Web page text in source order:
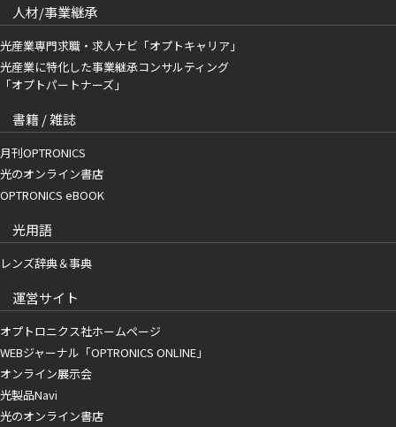
人材/事業継承
光産業専門求職・求人ナビ「オプトキャリア」
光産業に特化した事業継承コンサルティング
「オプトパートナーズ」
書籍 / 雑誌
月刊OPTRONICS
光のオンライン書店
OPTRONICS eBOOK
光用語
レンズ辞典＆事典
運営サイト
オプトロニクス社ホームページ
WEBジャーナル「OPTRONICS ONLINE」
オンライン展示会
光製品Navi
光のオンライン書店